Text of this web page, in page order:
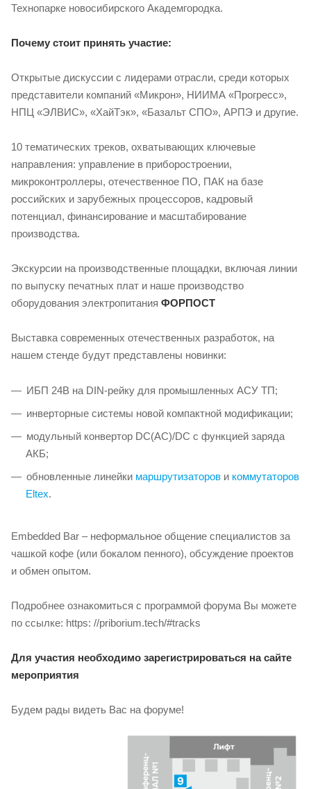
Технопарке новосибирского Академгородка.
Почему стоит принять участие:
Открытые дискуссии с лидерами отрасли, среди которых
представители компаний «Микрон», НИИМА «Прогресс»,
НПЦ «ЭЛВИС», «ХайТэк», «Базальт СПО», АРПЭ и другие.
10 тематических треков, охватывающих ключевые
направления: управление в приборостроении,
микроконтроллеры, отечественное ПО, ПАК на базе
российских и зарубежных процессоров, кадровый
потенциал, финансирование и масштабирование
производства.
Экскурсии на производственные площадки, включая линии
по выпуску печатных плат и наше производство
оборудования электропитания ФОРПОСТ
Выставка современных отечественных разработок, на
нашем стенде будут представлены новинки:
ИБП 24В на DIN-рейку для промышленных АСУ ТП;
инверторные системы новой компактной модификации;
модульный конвертор DC(АС)/DC с функцией заряда
АКБ;
обновленные линейки маршрутизаторов и коммутаторов
Eltex.
Embedded Bar – неформальное общение специалистов за
чашкой кофе (или бокалом пенного), обсуждение проектов
и обмен опытом.
Подробнее ознакомиться с программой форума Вы можете
по ссылке: https: //priborium.tech/#tracks
Для участия необходимо зарегистрироваться на сайте
мероприятия
Будем рады видеть Вас на форуме!